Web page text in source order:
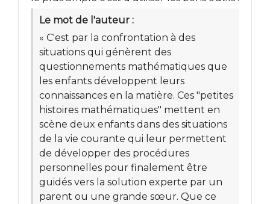
Le mot de l'auteur :
« C'est par la confrontation à des
situations qui génèrent des
questionnements mathématiques que
les enfants développent leurs
connaissances en la matière. Ces "petites
histoires mathématiques" mettent en
scène deux enfants dans des situations
de la vie courante qui leur permettent
de développer des procédures
personnelles pour finalement être
guidés vers la solution experte par un
parent ou une grande sœur. Que ce